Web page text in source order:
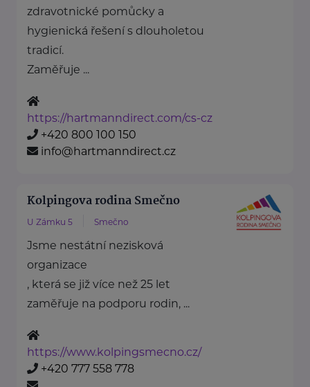
zdravotnické pomůcky a
hygienická řešení s dlouholetou
tradicí.
Zaměřuje ...
https://hartmanndirect.com/cs-cz
+420 800 100 150
info@hartmanndirect.cz
Kolpingova rodina Smečno
U Zámku 5 Smečno
Jsme nestátní nezisková
organizace
, která se již více než 25 let
zaměřuje na podporu rodin, ...
https://www.kolpingsmecno.cz/
+420 777 558 778